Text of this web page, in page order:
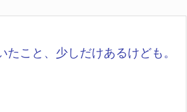
たこと、少しだけあるけども。